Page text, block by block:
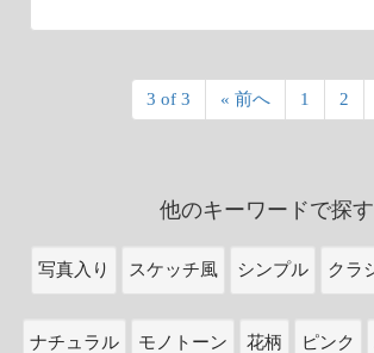
3 of 3 « 前へ 1 2
他のキーワードで探す
写真入り スケッチ風 シンプル クラ
ナチュラル モノトーン 花柄 ピンク